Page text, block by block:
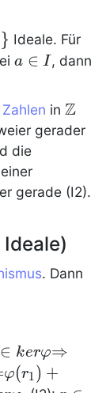
} Ideale. Für
a\in
a ∈ I, dann
in \Z
Z
gerader
die
gerade (I2).
. Dann
∈ kerφ⇒
φ(r1) +